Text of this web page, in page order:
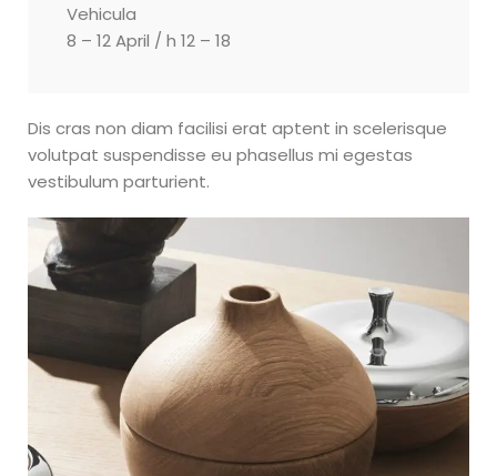
Vehicula
8 – 12 April / h 12 – 18
Dis cras non diam facilisi erat aptent in scelerisque
volutpat suspendisse eu phasellus mi egestas
vestibulum parturient.